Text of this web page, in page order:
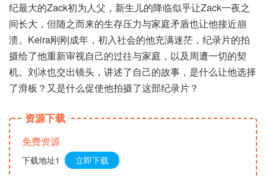
纪最大的Zack初为人父，新生儿的降临似乎让Zack一夜之
间长大，但随之而来的生存压力与家庭矛盾也让他接近崩
溃。Keira刚刚成年，初入社会的他充满迷茫，纪录片的拍
摄给了他重新审视自己的过往与家庭，以及周遭一切的契
机。刘冰也交出镜头，讲述了自己的故事，是什么让他选择
了滑板？又是什么促使他拍摄了这部纪录片？
资源下载
免费资源
下载地址1 立即下载